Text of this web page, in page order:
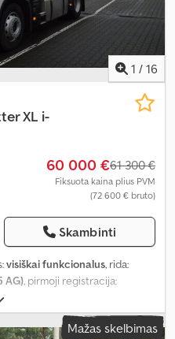
1 / 16
XL i-
60 000 €61 300 €
Fiksuota kaina plius PVM
(72 600 € bruto)
Skambinti
visiškai funkcionalus, rida:
AG), pirmoji registracija:
svoris:
, spalva:balta, pavaros tipas:
, Gamybos metai:2022, cilindrų
Mažas skelbimas